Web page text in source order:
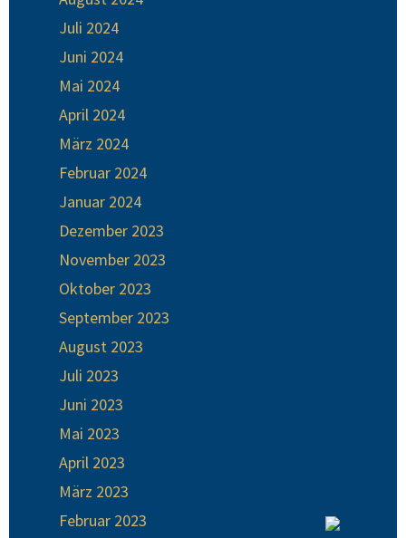
Juli 2024
Juni 2024
Mai 2024
April 2024
März 2024
Februar 2024
Januar 2024
Dezember 2023
November 2023
Oktober 2023
September 2023
August 2023
Juli 2023
Juni 2023
Mai 2023
April 2023
März 2023
Februar 2023